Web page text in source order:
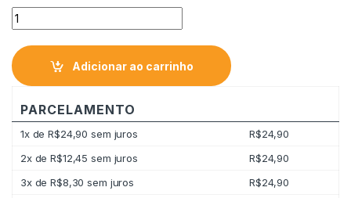
Chicken Cheddar quantity
Adicionar ao carrinho
PARCELAMENTO
1x deR$24,90 sem juros R$24,90
2x deR$12,45 sem juros R$24,90
3x deR$8,30 sem juros R$24,90